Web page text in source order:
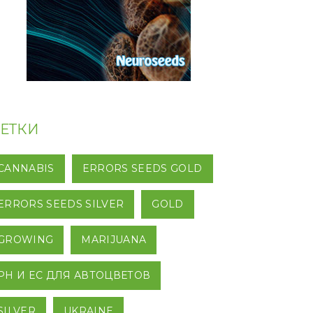
ERRORS SEEDS GOLD
SEEDS SILVER GOLD
MARIJUANA
И EC ДЛЯ АВТОЦВЕТОВ